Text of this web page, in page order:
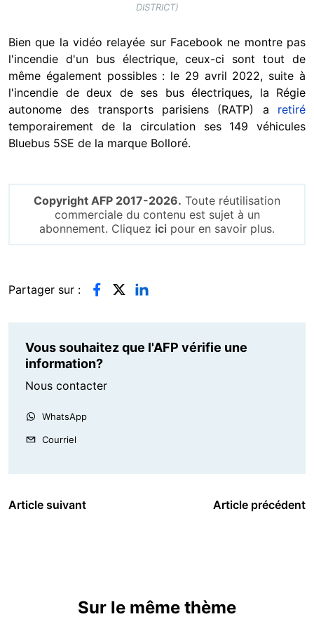
DISTRICT)
Bien que la vidéo relayée sur Facebook ne montre pas
l'incendie d'un bus électrique, ceux-ci sont tout de
même également possibles : le 29 avril 2022, suite à
l'incendie de deux de ses bus électriques, la Régie
autonome des transports parisiens (RATP) a retiré
temporairement de la circulation ses 149 véhicules
Bluebus 5SE de la marque Bolloré.
Copyright AFP 2017-2026. Toute réutilisation
commerciale du contenu est sujet à un
abonnement. Cliquez ici pour en savoir plus.
Partager sur :
Vous souhaitez que l'AFP vérifie une
information?
Nous contacter
WhatsApp
Courriel
Article suivant Article précédent
Sur le même thème